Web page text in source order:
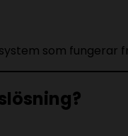
som fungerar